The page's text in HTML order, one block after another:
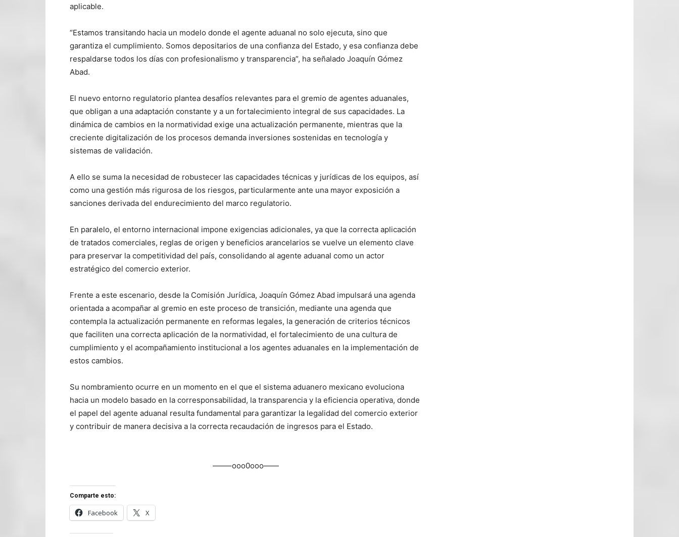
aplicable.
“Estamos transitando hacia un modelo donde el agente aduanal no solo ejecuta, sino que
garantiza el cumplimiento. Somos depositarios de una confianza del Estado, y esa confianza debe
respaldarse todos los días con profesionalismo y transparencia”, ha señalado Joaquín Gómez
Abad.
El nuevo entorno regulatorio plantea desafíos relevantes para el gremio de agentes aduanales,
que obligan a una adaptación constante y a un fortalecimiento integral de sus capacidades. La
dinámica de cambios en la normatividad exige una actualización permanente, mientras que la
creciente digitalización de los procesos demanda inversiones sostenidas en tecnología y
sistemas de validación.
A ello se suma la necesidad de robustecer las capacidades técnicas y jurídicas de los equipos, así
como una gestión más rigurosa de los riesgos, particularmente ante una mayor exposición a
sanciones derivada del endurecimiento del marco regulatorio.
En paralelo, el entorno internacional impone exigencias adicionales, ya que la correcta aplicación
de tratados comerciales, reglas de origen y beneficios arancelarios se vuelve un elemento clave
para preservar la competitividad del país, consolidando al agente aduanal como un actor
estratégico del comercio exterior.
Frente a este escenario, desde la Comisión Jurídica, Joaquín Gómez Abad impulsará una agenda
orientada a acompañar al gremio en este proceso de transición, mediante una agenda que
contempla la actualización permanente en reformas legales, la generación de criterios técnicos
que faciliten una correcta aplicación de la normatividad, el fortalecimiento de una cultura de
cumplimiento y el acompañamiento institucional a los agentes aduanales en la implementación de
estos cambios.
Su nombramiento ocurre en un momento en el que el sistema aduanero mexicano evoluciona
hacia un modelo basado en la corresponsabilidad, la transparencia y la eficiencia operativa, donde
el papel del agente aduanal resulta fundamental para garantizar la legalidad del comercio exterior
y contribuir de manera decisiva a la correcta recaudación de ingresos para el Estado.
——–ooo0ooo——
Comparte esto:
Facebook X